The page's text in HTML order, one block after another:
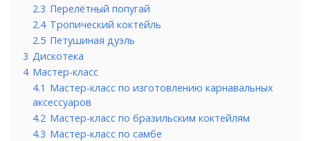
2.3 Перелётный попугай
2.4 Тропический коктейль
2.5 Петушиная дуэль
3 Дискотека
4 Мастер-класс
4.1 Мастер-класс по изготовлению карнавальных
аксессуаров
4.2 Мастер-класс по бразильским коктейлям
4.3 Мастер-класс по самбе